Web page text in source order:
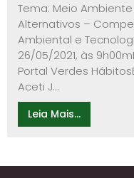
Tema: Meio
Alternativos –
Ambiental e
26/05/2021, às
Portal Verdes
Aceti J...
Leia Mais...